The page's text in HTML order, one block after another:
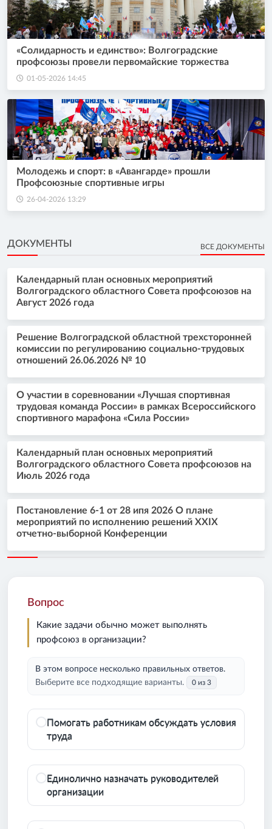
«Солидарность и единство»: Волгоградские
профсоюзы провели первомайские торжества
01-05-2026 14:45
Молодежь и спорт: в «Авангарде» прошли
Профсоюзные спортивные игры
26-04-2026 13:29
ДОКУМЕНТЫ ВСЕ ДОКУМЕНТЫ
Календарный план основных мероприятий
Волгоградского областного Совета профсоюзов на
Август 2026 года
Решение Волгоградской областной трехсторонней
комиссии по регулированию социально-трудовых
отношений 26.06.2026 № 10
О участии в соревновании «Лучшая спортивная
трудовая команда России» в рамках Всероссийского
спортивного марафона «Сила России»
Календарный план основных мероприятий
Волгоградского областного Совета профсоюзов на
Июль 2026 года
Постановление 6-1 от 28 ипя 2026 О плане
мероприятий по исполнению решений XXIX
отчетно-выборной Конференции
Вопрос
Какие задачи обычно может выполнять
профсоюз в организации?
В этом вопросе несколько правильных ответов.
Выберите все подходящие варианты.
0 из 3
Помогать работникам обсуждать условия
труда
Единолично назначать руководителей
организации